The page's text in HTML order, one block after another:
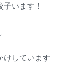
います！
けしています